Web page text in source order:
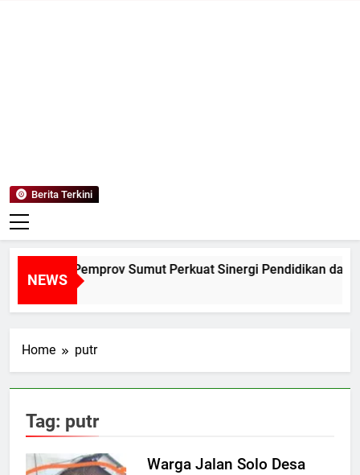
Berita Terkini
NEWS
dan Pemprov Sumut Perkuat Sinergi Pendidikan dan
Ago
Home putr
Tag: putr
Warga Jalan Solo Desa